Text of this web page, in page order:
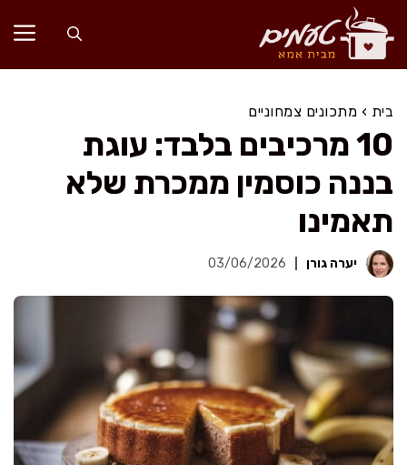
לדלג
לתוכן
בית › מתכונים צמחוניים
10 מרכיבים בלבד: עוגת
בננה כוסמין ממכרת שלא
תאמינו
יערה גורן 03/06/2026